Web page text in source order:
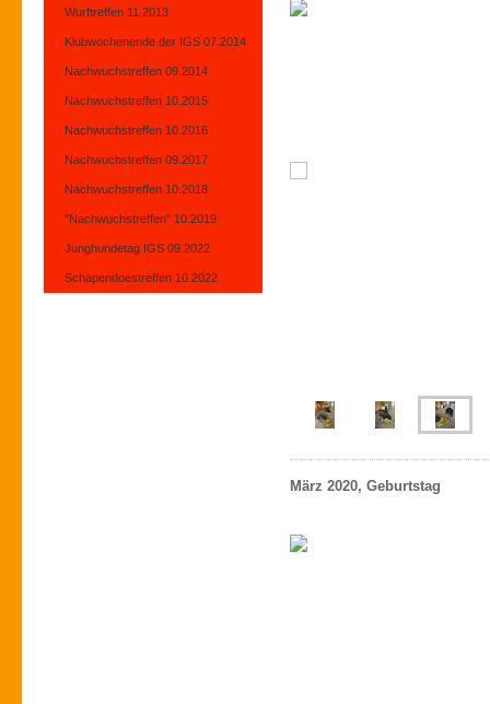
Wurftreffen 11.2013
Klubwochenende der IGS 07.2014
Nachwuchstreffen 09.2014
Nachwuchstreffen 10.2015
Nachwuchstreffen 10.2016
Nachwuchstreffen 09.2017
Nachwuchstreffen 10.2018
"Nachwuchstreffen" 10.2019
Junghundetag IGS 09.2022
Schapendoestreffen 10.2022
März 2020, Geburtstag